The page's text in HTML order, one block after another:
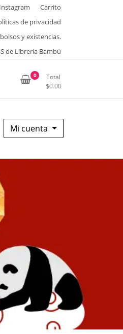
Instagram
Carrito
de privacidad
y existencias.
de Librería Bambú
0
Total
$0.00
Mi cuenta